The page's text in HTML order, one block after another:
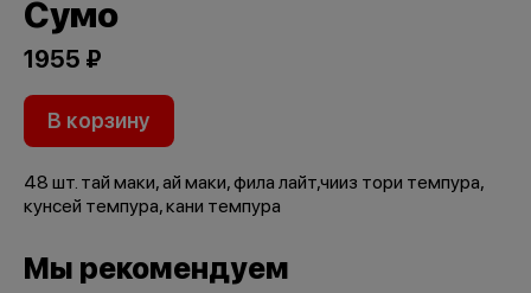
Сумо
1955 ₽
В корзину
48 шт. тай маки, ай маки, фила лайт,чииз тори темпура,
кунсей темпура, кани темпура
Мы рекомендуем